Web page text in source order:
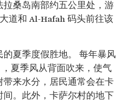
桑岛南部约五公里处，游
道和 Al-Hafah 码头前往该
夏季度假胜地。 每年暴风
夏季风从背面吹来，使气
来水分，居民通常会在卡
。此外，卡萨尔村的地下